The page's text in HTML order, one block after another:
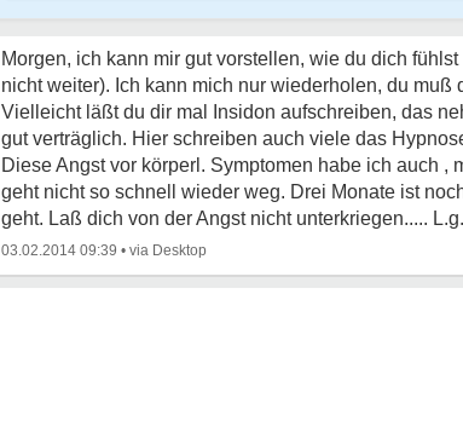
Morgen, ich kann mir gut vorstellen, wie du dich
nicht weiter). Ich kann mich nur wiederholen, du
Vielleicht läßt du dir mal Insidon aufschreiben, das
gut verträglich. Hier schreiben auch viele das
Diese Angst vor körperl. Symptomen habe ich auch
geht nicht so schnell wieder weg. Drei Monate ist
geht. Laß dich von der Angst nicht unterkriegen.....
03.02.2014 09:39 •